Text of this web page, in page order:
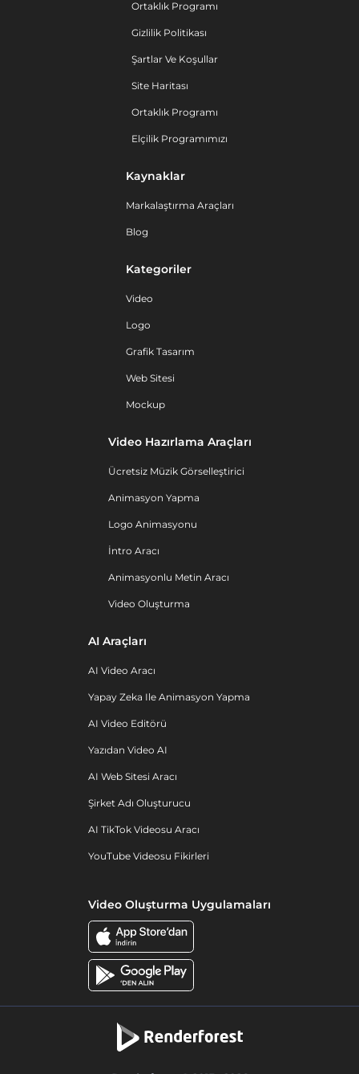
Ortaklık Programı
Gizlilik Politikası
Şartlar Ve Koşullar
Site Haritası
Ortaklık Programı
Elçilik Programımızı
Kaynaklar
Markalaştırma Araçları
Blog
Kategoriler
Video
Logo
Grafik Tasarım
Web Sitesi
Mockup
Video Hazırlama Araçları
Ücretsiz Müzik Görselleştirici
Animasyon Yapma
Logo Animasyonu
İntro Aracı
Animasyonlu Metin Aracı
Video Oluşturma
AI Araçları
AI Video Aracı
Yapay Zeka Ile Animasyon Yapma
AI Video Editörü
Yazıdan Video AI
AI Web Sitesi Aracı
Şirket Adı Oluşturucu
AI TikTok Videosu Aracı
YouTube Videosu Fikirleri
Video Oluşturma Uygulamaları